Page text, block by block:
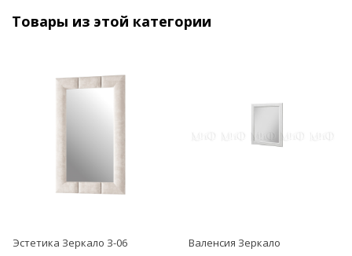
Товары из этой категории
Эстетика Зеркало З-06 Валенсия Зеркало